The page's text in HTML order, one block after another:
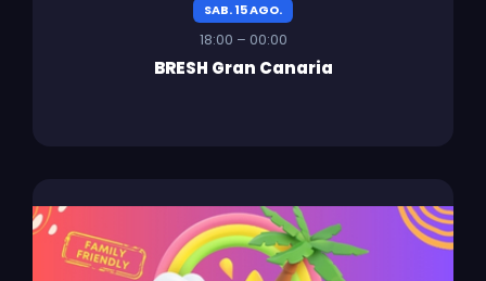
SAB. 15 AGO.
18:00 – 00:00
BRESH Gran Canaria